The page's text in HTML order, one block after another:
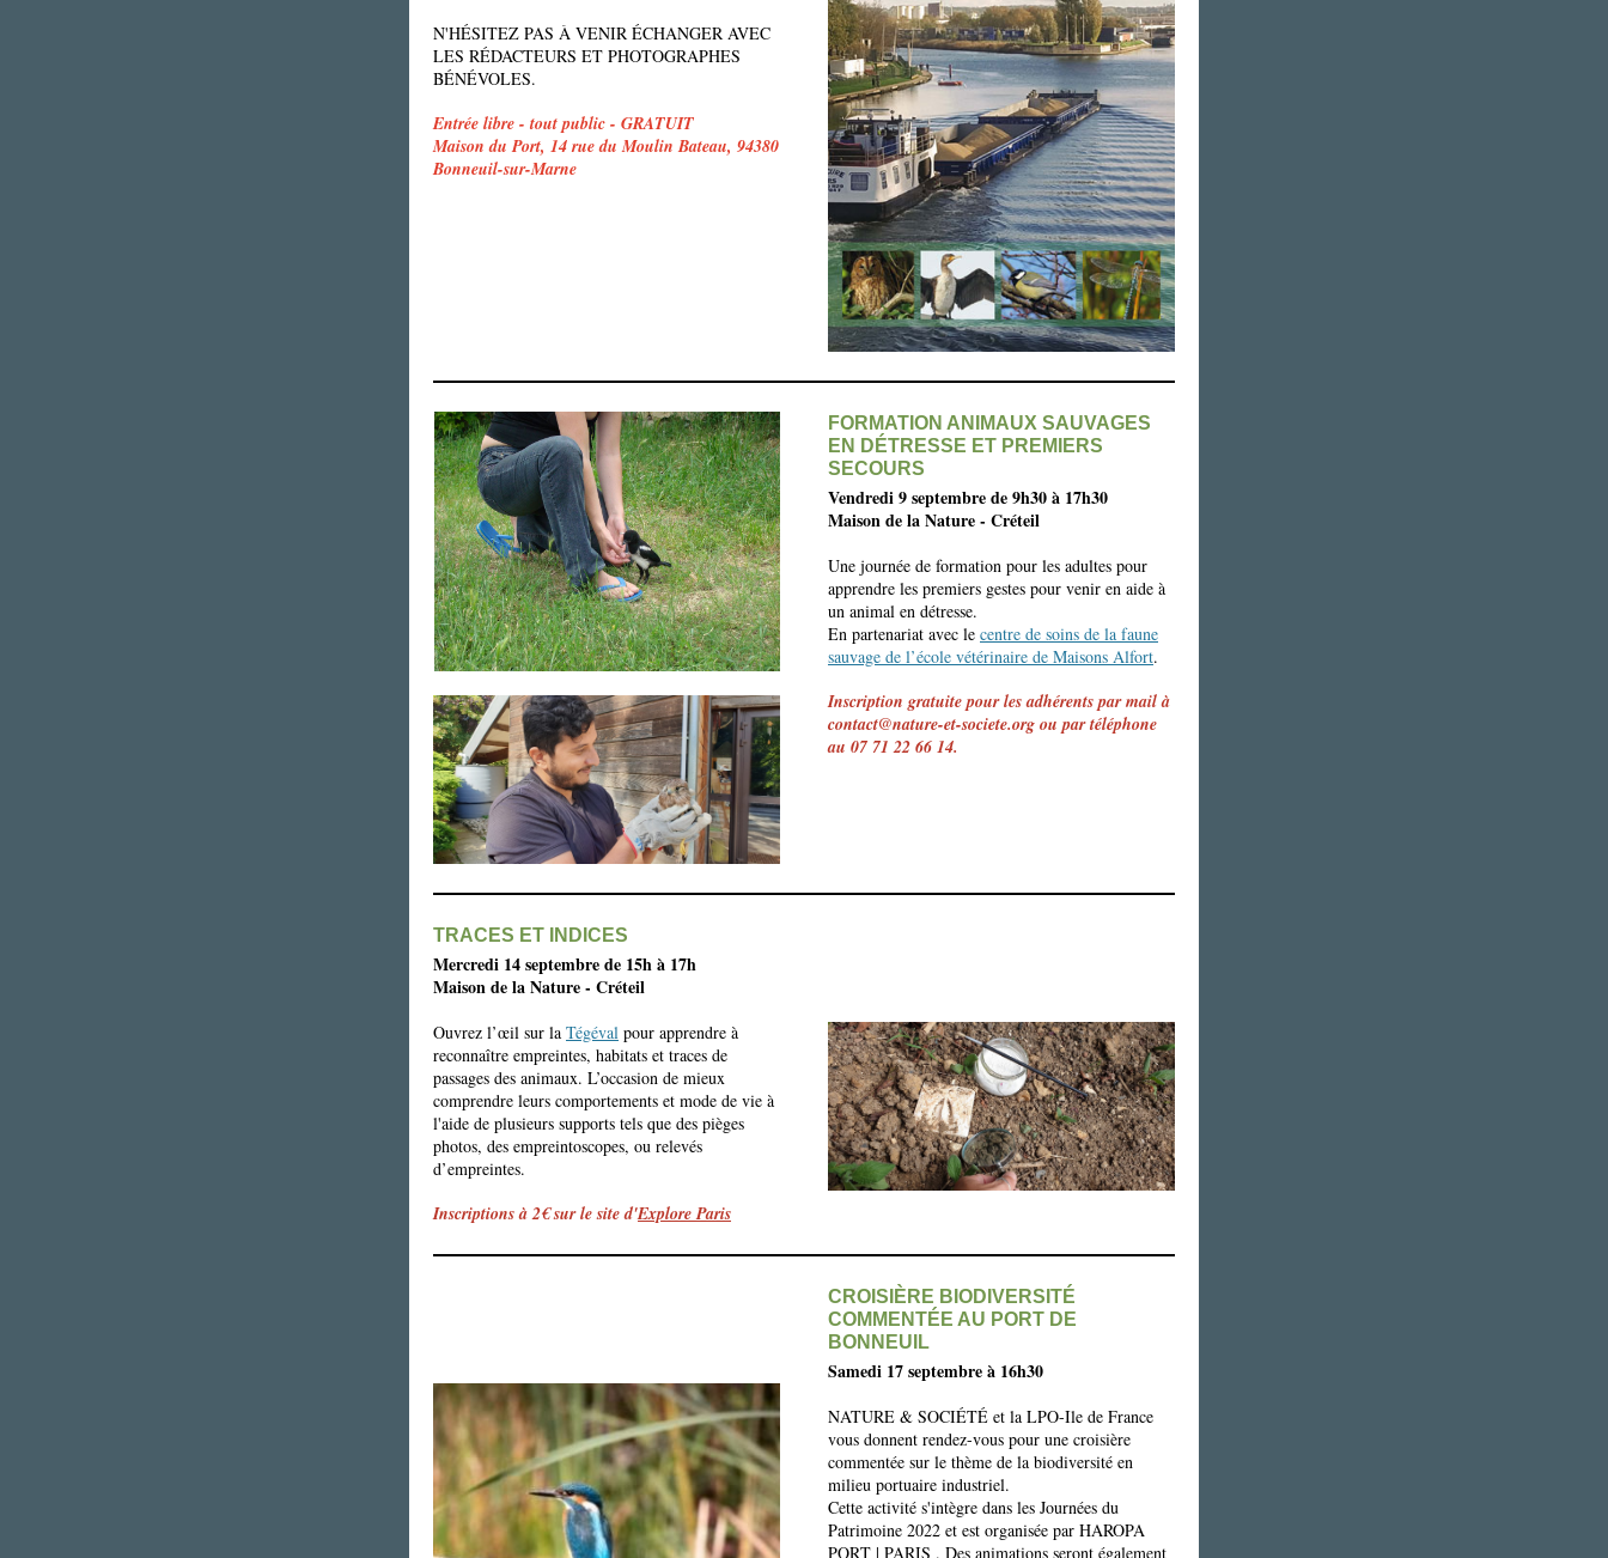
N'HÉSITEZ PAS À VENIR ÉCHANGER AVEC
LES RÉDACTEURS ET PHOTOGRAPHES
BÉNÉVOLES.
Entrée libre - tout public - GRATUIT
Maison du Port, 14 rue du Moulin Bateau, 94380
Bonneuil-sur-Marne
FORMATION ANIMAUX SAUVAGES
EN DÉTRESSE ET PREMIERS
SECOURS
Vendredi 9 septembre de 9h30 à 17h30
Maison de la Nature - Créteil
Une journée de formation pour les adultes pour
apprendre les premiers gestes pour venir en aide à
un animal en détresse.
En partenariat avec le centre de soins de la faune
sauvage de l’école vétérinaire de Maisons Alfort.
Inscription gratuite pour les adhérents par mail à
contact@nature-et-societe.org ou par téléphone
au 07 71 22 66 14.
TRACES ET INDICES
Mercredi 14 septembre de 15h à 17h
Maison de la Nature - Créteil
Ouvrez l’œil sur la Tégéval pour apprendre à
reconnaître empreintes, habitats et traces de
passages des animaux. L’occasion de mieux
comprendre leurs comportements et mode de vie à
l'aide de plusieurs supports tels que des pièges
photos, des empreintoscopes, ou relevés
d’empreintes.
Inscriptions à 2€ sur le site d'Explore Paris
CROISIÈRE BIODIVERSITÉ
COMMENTÉE AU PORT DE
BONNEUIL
Samedi 17 septembre à 16h30
NATURE & SOCIÉTÉ et la LPO-Ile de France
vous donnent rendez-vous pour une croisière
commentée sur le thème de la biodiversité en
milieu portuaire industriel.
Cette activité s'intègre dans les Journées du
Patrimoine 2022 et est organisée par HAROPA
PORT | PARIS . Des animations seront également